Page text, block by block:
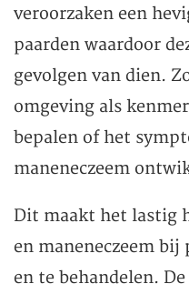
veroorzaken een
paarden waardoor
gevolgen van dien.
omgeving als
bepalen of het
maneneczeem
Dit maakt het lastig
en maneneczeem
en te behandelen.